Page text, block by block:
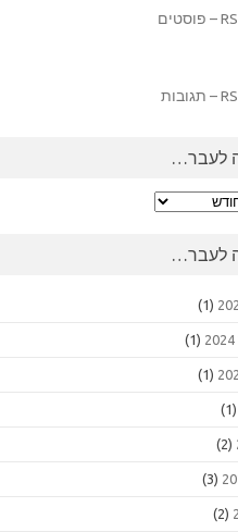
לעבר…
לעבר…
(1)
(1)
(1)
(1)
(2)
(3)
(2)